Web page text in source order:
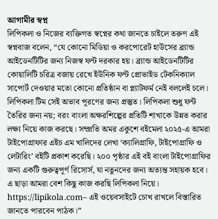
আগামীর স্বপ্ন
লিপিকলা ও নিজের ব্যক্তিগত স্বপ্নের কথা জানতে চাইলে তরুণ এই
স্বপ্নবাজ বলেন, “যে কোনো মিডিয়া ও করপোরেট হাউসের ব্র্যান্ড
আইডেনটিটির জন্য নিজস্ব ফন্ট দরকার হয়। ব্র্যান্ড আইডেনটিটির
কোয়ালিটি চরিত্র বজায় রেখে ইউনিক ফন্ট প্রোভাইড টেকনিক্যাল
সাপোর্ট দেওয়ার মতো কোনো প্রতিষ্ঠান বা প্ল্যাটফর্ম নেই বললেই চলে।
লিপিকলা টিম সেই অভাব পূরণের জন্য প্রস্তুত। লিপিকলা শুধু ফন্ট
তৈরির জন্য নয়; বরং বাংলা অক্ষরশিল্পের প্রতিটি শাখাকে উন্নত করার
লক্ষ্য নিয়ে কাজ করছে। সম্প্রতি অমর একুশে বইমেলা ২০২৫-এ আমরা
টাইপোগ্রাফার এইচ এম খালিদের লেখা ‘ক্যালিগ্রাফি, টাইপোগ্রাফি ও
লেটারিং’ বইটি প্রকাশ করেছি। ২০০ পৃষ্ঠার এই বই বাংলা টাইপোগ্রাফির
জন্য একটি গুরুত্বপূর্ণ রিসোর্স, যা নতুনদের জন্য অত্যন্ত সহায়ক হবে।
এ ছাড়া আমরা বেশ কিছু কাজ করছি লিপিকলা নিয়ে।
https://lipikola.com– এই ওয়েবসাইটে চোখ রাখলে বিস্তারিত
জানতে পারবেন পাঠক।”